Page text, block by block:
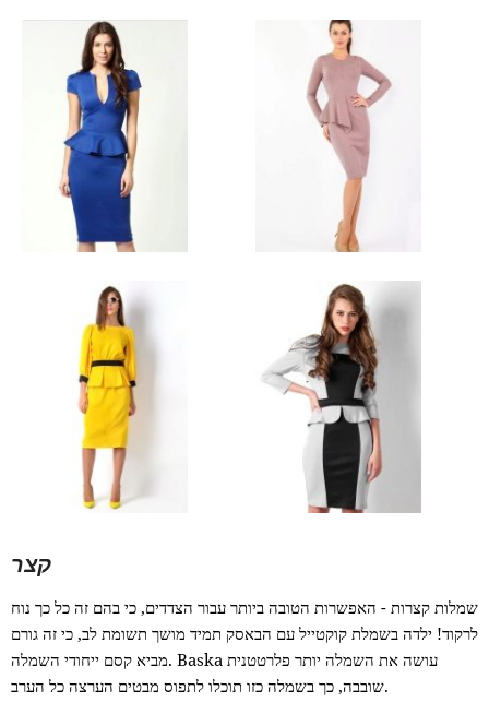
קצר
שמלות קצרות - האפשרות הטובה ביותר עבור הצדדים, כי בהם זה כל כך נוח
לרקוד! ילדה בשמלת קוקטייל עם הבאסק תמיד מושך תשומת לב, כי זה גורם
מביא קסם ייחודי השמלה. Baska עושה את השמלה יותר פלרטטנית
שובבה, כך בשמלה כזו תוכלו לתפוס מבטים הערצה כל הערב.